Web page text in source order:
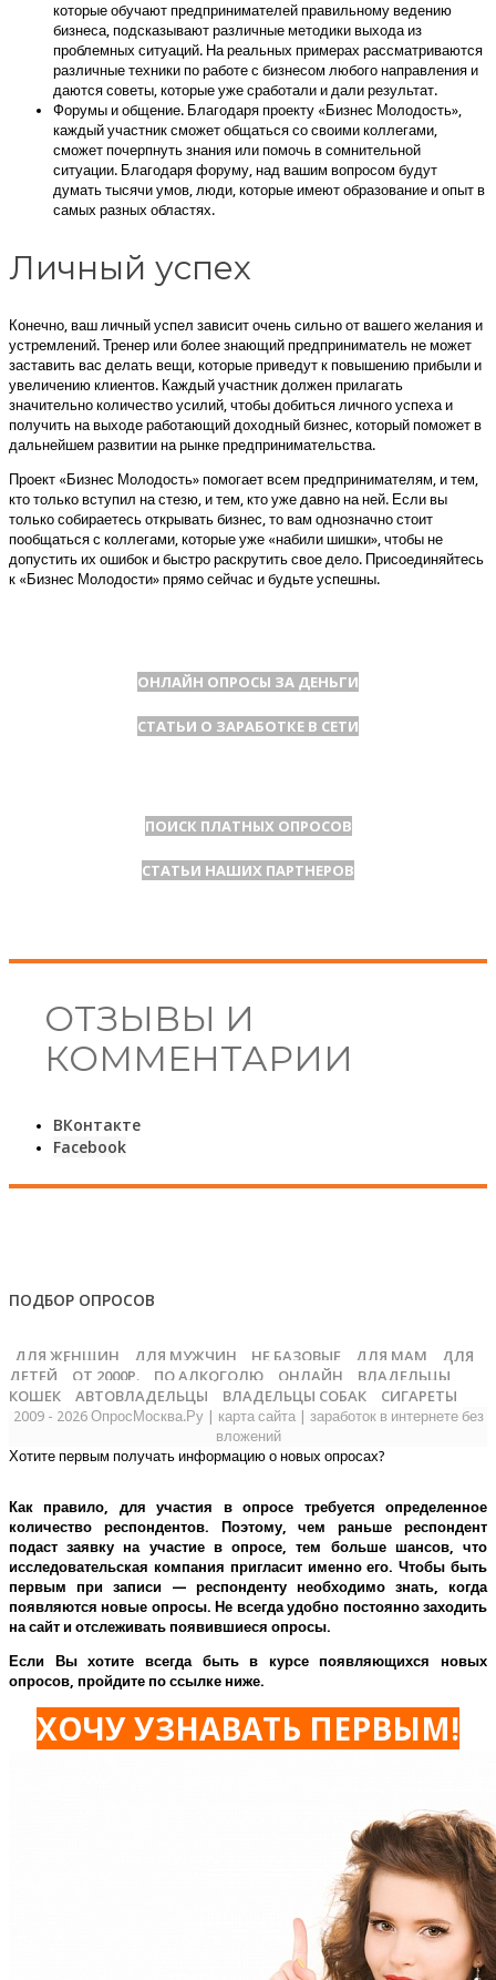
которые обучают предпринимателей правильному ведению
бизнеса, подсказывают различные методики выхода из
проблемных ситуаций. На реальных примерах рассматриваются
различные техники по работе с бизнесом любого направления и
даются советы, которые уже сработали и дали результат.
Форумы и общение. Благодаря проекту «Бизнес Молодость»,
каждый участник сможет общаться со своими коллегами,
сможет почерпнуть знания или помочь в сомнительной
ситуации. Благодаря форуму, над вашим вопросом будут
думать тысячи умов, люди, которые имеют образование и опыт в
самых разных областях.
Личный успех
Конечно, ваш личный успел зависит очень сильно от вашего желания и
устремлений. Тренер или более знающий предприниматель не может
заставить вас делать вещи, которые приведут к повышению прибыли и
увеличению клиентов. Каждый участник должен прилагать
значительно количество усилий, чтобы добиться личного успеха и
получить на выходе работающий доходный бизнес, который поможет в
дальнейшем развитии на рынке предпринимательства.
Проект «Бизнес Молодость» помогает всем предпринимателям, и тем,
кто только вступил на стезю, и тем, кто уже давно на ней. Если вы
только собираетесь открывать бизнес, то вам однозначно стоит
пообщаться с коллегами, которые уже «набили шишки», чтобы не
допустить их ошибок и быстро раскрутить свое дело. Присоединяйтесь
к «Бизнес Молодости» прямо сейчас и будьте успешны.
ОНЛАЙН ОПРОСЫ ЗА ДЕНЬГИ
СТАТЬИ О ЗАРАБОТКЕ В СЕТИ
ПОИСК ПЛАТНЫХ ОПРОСОВ
СТАТЬИ НАШИХ ПАРТНЕРОВ
ОТЗЫВЫ И
КОММЕНТАРИИ
ВКонтакте
Facebook
ПОДБОР ОПРОСОВ
ДЛЯ ЖЕНЩИН ДЛЯ МУЖЧИН НЕ БАЗОВЫЕ ДЛЯ МАМ
ДЛЯ
ДЕТЕЙ
ОТ 2000Р. ПО АЛКОГОЛЮ ОНЛАЙН
ВЛАДЕЛЬЦЫ
КОШЕК
АВТОВЛАДЕЛЬЦЫ ВЛАДЕЛЬЦЫ СОБАК СИГАРЕТЫ
2009 - 2026 ОпросМосква.Ру| карта сайта| заработок в интернете без
вложений
Хотите первым получать информацию о новых опросах?
Как правило, для участия в опросе требуется определенное
количество респондентов. Поэтому, чем раньше респондент
подаст заявку на участие в опросе, тем больше шансов, что
исследовательская компания пригласит именно его.Чтобы быть
первым при записи — респонденту необходимо знать, когда
появляются новые опросы. Не всегда удобно постоянно заходить
на сайт и отслеживать появившиеся опросы.
Если Вы хотите всегда быть в курсе появляющихся новых
опросов, пройдите по ссылке ниже.
ХОЧУ УЗНАВАТЬ ПЕРВЫМ!